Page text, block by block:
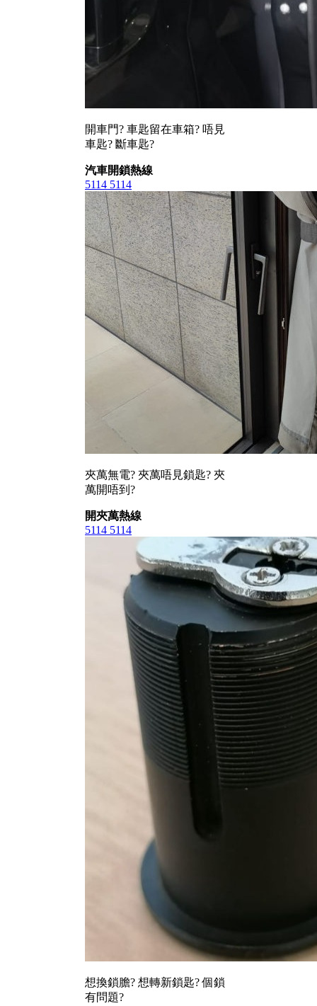
開車門? 車匙留在車箱? 唔見
車匙? 斷車匙?
汽車開鎖熱線
5114 5114
夾萬無電? 夾萬唔見鎖匙? 夾
萬開唔到?
開夾萬熱線
5114 5114
想換鎖膽? 想轉新鎖匙? 個鎖
有問題?